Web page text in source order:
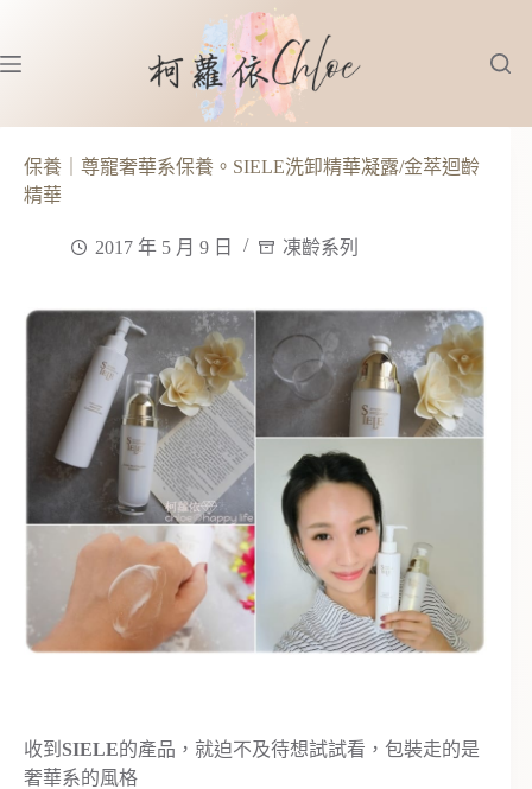
主
內
保養｜尊寵奢華系保養。SIELE洗卸精華凝露/金萃迴齡
精華
2017 年 5 月 9 日 凍齡系列
收到 SIELE的產品，就迫不及待想試試看，包裝走的是
奢華系的風格